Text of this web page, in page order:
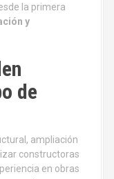
la primera
y
de
ampliación
constructoras
en obras